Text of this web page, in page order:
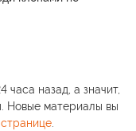
часа назад, а значит,
Новые материалы вы
.